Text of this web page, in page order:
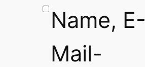
Name, E-
Mail-